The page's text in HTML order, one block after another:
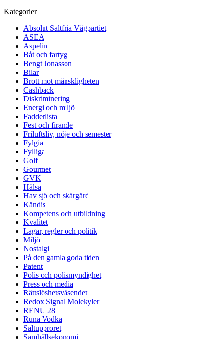
Kategorier
Absolut Saltfria Vägpartiet
ASEA
Aspelin
Båt och fartyg
Bengt Jonasson
Bilar
Brott mot mänskligheten
Cashback
Diskriminering
Energi och miljö
Fadderlista
Fest och firande
Friluftsliv, nöje och semester
Fylgia
Fylliga
Golf
Gourmet
GVK
Hälsa
Hav sjö och skärgård
Kändis
Kompetens och utbildning
Kvalitet
Lagar, regler och politik
Miljö
Nostalgi
På den gamla goda tiden
Patent
Polis och polismyndighet
Press och media
Rättslöshetsväsendet
Redox Signal Molekyler
RENU 28
Runa Vodka
Saltupproret
Samhällsekonomi